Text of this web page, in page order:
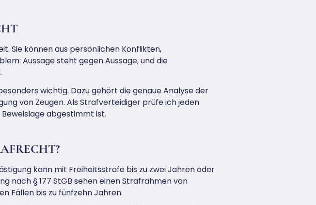
Sie können aus persönlichen Konflikten,
Aussage steht gegen Aussage, und die
wichtig. Dazu gehört die genaue Analyse der
von Zeugen. Als Strafverteidiger prüfe ich jeden
abgestimmt ist.
kann mit Freiheitsstrafe bis zu zwei Jahren oder
nach § 177 StGB sehen einen Strafrahmen von
Fällen bis zu fünfzehn Jahren.